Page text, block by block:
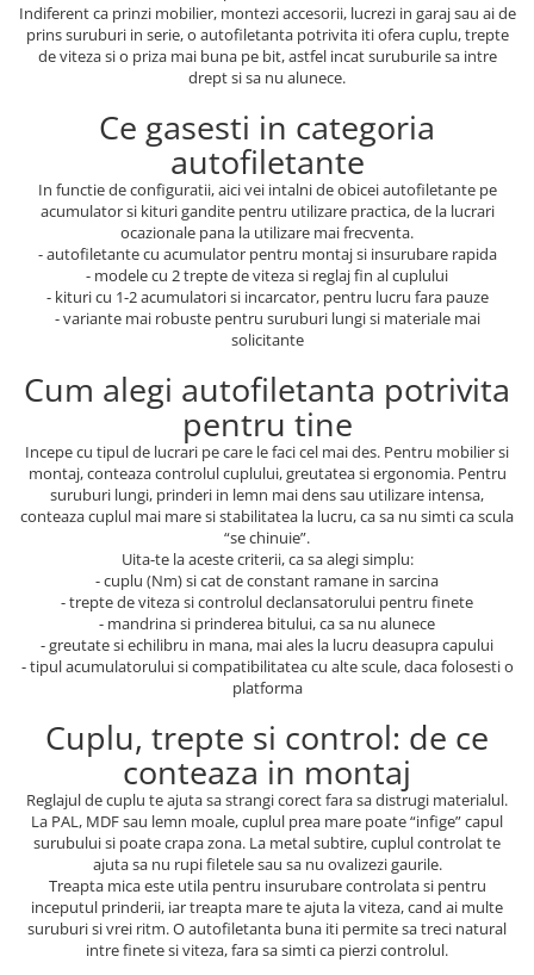
Indiferent ca prinzi mobilier, montezi accesorii, lucrezi in garaj sau ai de
prins suruburi in serie, o autofiletanta potrivita iti ofera cuplu, trepte
de viteza si o priza mai buna pe bit, astfel incat suruburile sa intre
drept si sa nu alunece.
Ce gasesti in categoria
autofiletante
In functie de configuratii, aici vei intalni de obicei autofiletante pe
acumulator si kituri gandite pentru utilizare practica, de la lucrari
ocazionale pana la utilizare mai frecventa.
- autofiletante cu acumulator pentru montaj si insurubare rapida
- modele cu 2 trepte de viteza si reglaj fin al cuplului
- kituri cu 1-2 acumulatori si incarcator, pentru lucru fara pauze
- variante mai robuste pentru suruburi lungi si materiale mai
solicitante
Cum alegi autofiletanta potrivita
pentru tine
Incepe cu tipul de lucrari pe care le faci cel mai des. Pentru mobilier si
montaj, conteaza controlul cuplului, greutatea si ergonomia. Pentru
suruburi lungi, prinderi in lemn mai dens sau utilizare intensa,
conteaza cuplul mai mare si stabilitatea la lucru, ca sa nu simti ca scula
“se chinuie”.
Uita-te la aceste criterii, ca sa alegi simplu:
- cuplu (Nm) si cat de constant ramane in sarcina
- trepte de viteza si controlul declansatorului pentru finete
- mandrina si prinderea bitului, ca sa nu alunece
- greutate si echilibru in mana, mai ales la lucru deasupra capului
- tipul acumulatorului si compatibilitatea cu alte scule, daca folosesti o
platforma
Cuplu, trepte si control: de ce
conteaza in montaj
Reglajul de cuplu te ajuta sa strangi corect fara sa distrugi materialul.
La PAL, MDF sau lemn moale, cuplul prea mare poate “infige” capul
surubului si poate crapa zona. La metal subtire, cuplul controlat te
ajuta sa nu rupi filetele sau sa nu ovalizezi gaurile.
Treapta mica este utila pentru insurubare controlata si pentru
inceputul prinderii, iar treapta mare te ajuta la viteza, cand ai multe
suruburi si vrei ritm. O autofiletanta buna iti permite sa treci natural
intre finete si viteza, fara sa simti ca pierzi controlul.